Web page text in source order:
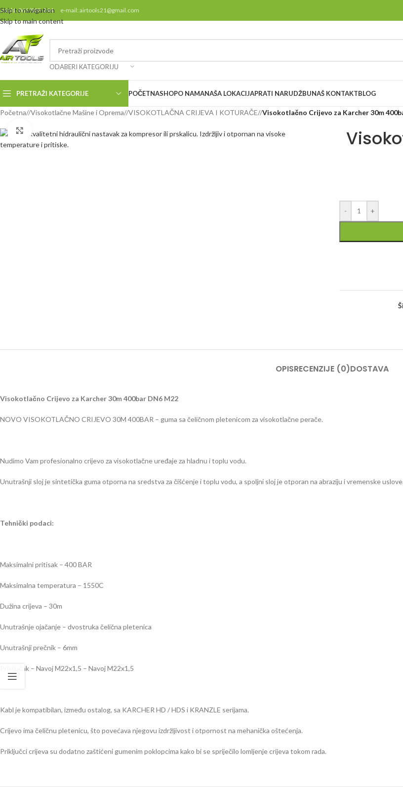
Skip to navigation
Skip to main content
061/808-244 e-mail: airtools21@gmail.com
ODABERI KATEGORIJU
PRETRAŽI KATEGORIJE POČETNASHOPO NAMANAŠA LOKACIJAPRATI NARUDŽBUNAŠ KONTAKTBLOG
Početna/ Visokotlačne Mašine i Oprema/ VISOKOTLAČNA CRIJEVA I KOTURAČE/ Visokotlačno Crijevo za Karcher 30m
Klikni da uvećaš
- +
OPISRECENZIJE (0)DOSTAVA
Visokotlačno Crijevo za Karcher 30m 400bar DN6 M22
NOVO VISOKOTLAČNO CRIJEVO 30M 400BAR – guma sa čeličnom pletenicom za visokotlačne perače.
Nudimo Vam profesionalno crijevo za visokotlačne uređaje za hladnu i toplu vodu.
Unutrašnji sloj je sintetička guma otporna na sredstva za čišćenje i toplu vodu, a spoljni sloj je otporan na abraziju i vremenske uslove.
Tehnički podaci:
Maksimalni pritisak – 400 BAR
Maksimalna temperatura – 1550C
Dužina crijeva – 30m
Unutrašnje ojačanje – dvostruka čelična pletenica
Unutrašnji prečnik – 6mm
Priključak – Navoj M22x1,5 – Navoj M22x1,5
Kabl je kompatibilan, između ostalog, sa KARCHER HD / HDS i KRANZLE serijama.
Crijevo ima čeličnu pletenicu, što povećava njegovu izdržljivost i otpornost na mehanička oštećenja.
Priključci crijeva su dodatno zaštićeni gumenim poklopcima kako bi se spriječilo lomljenje crijeva tokom rada.